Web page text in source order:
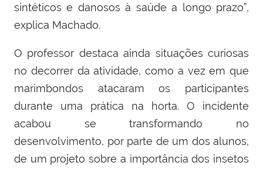
sintéticos e danosos à saúde a longo prazo”,
explica Machado.
O professor destaca ainda situações curiosas
no decorrer da atividade, como a vez em que
marimbondos atacaram os participantes
durante uma prática na horta. O incidente
acabou se transformando no
desenvolvimento, por parte de um dos alunos,
de um projeto sobre a importância dos insetos